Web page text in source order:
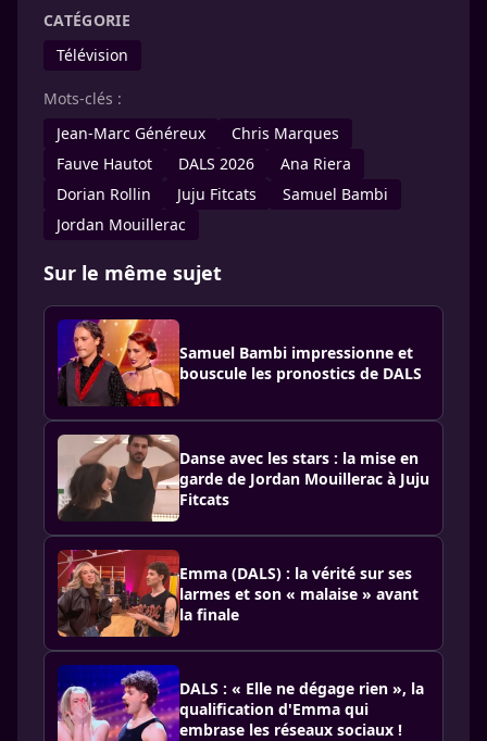
CATÉGORIE
Télévision
Mots-clés :
Jean-Marc Généreux
Chris Marques
Fauve Hautot
DALS 2026
Ana Riera
Dorian Rollin
Juju Fitcats
Samuel Bambi
Jordan Mouillerac
Sur le même sujet
Samuel Bambi impressionne et
bouscule les pronostics de DALS
Danse avec les stars : la mise en
garde de Jordan Mouillerac à Juju
Fitcats
Emma (DALS) : la vérité sur ses
larmes et son « malaise » avant
la finale
DALS : « Elle ne dégage rien », la
qualification d'Emma qui
embrase les réseaux sociaux !